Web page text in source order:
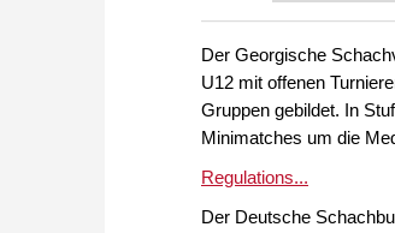
zuvor.
Der Georgische
U12 mit offenen
Gruppen gebildet. In
Minimatches um die
Regulations...
Der Deutsche